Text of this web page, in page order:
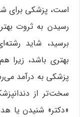
است، پزشکی برای
رسیدن به ثروت
برسید، شاید
بهتری باشد، زیرا
پزشکی به درآمد
سخت‌تر از
«دکتر» شنیدن یا